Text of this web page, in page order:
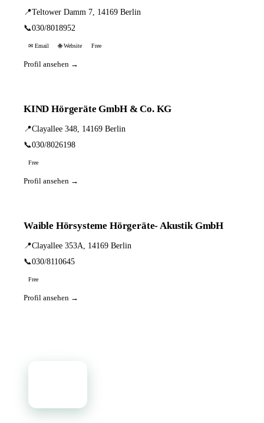
📍Teltower Damm 7, 14169 Berlin
📞030/8018952
✉ Email 🌐 Website Free
Profil ansehen →
KIND Hörgeräte GmbH & Co. KG
📍Clayallee 348, 14169 Berlin
📞030/8026198
Free
Profil ansehen →
Waible Hörsysteme Hörgeräte- Akustik GmbH
📍Clayallee 353A, 14169 Berlin
📞030/8110645
Free
Profil ansehen →